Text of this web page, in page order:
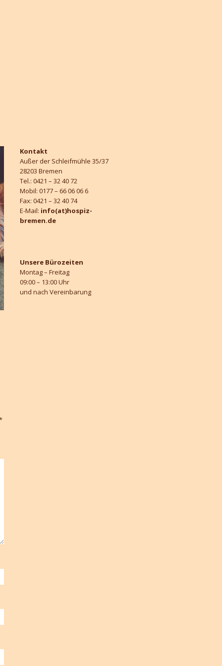
Kontakt
Außer der Schleifmühle 35/37
28203 Bremen
Tel.: 0421 – 32 40 72
Mobil: 0177 – 66 06 06 6
Fax: 0421 – 32 40 74
E-Mail: info(at)hospiz-
bremen.de
Unsere Bürozeiten
Montag – Freitag
09:00 – 13:00 Uhr
und nach Vereinbarung